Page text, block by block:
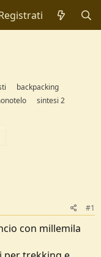
backpacking
sintesi 2
#1
con millemila